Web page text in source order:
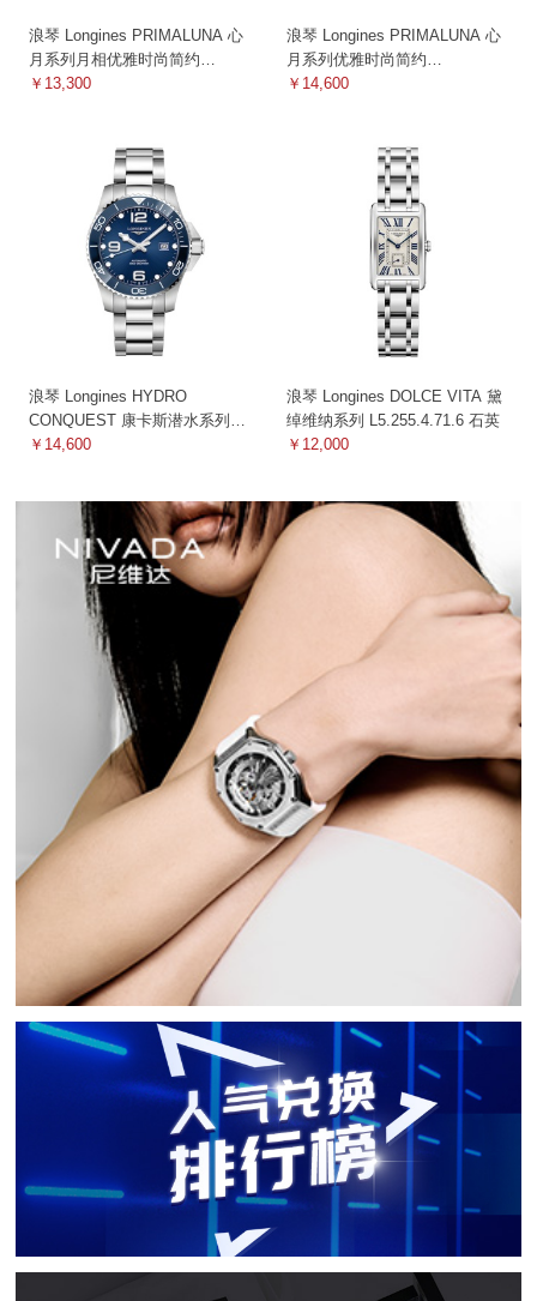
浪琴 Longines PRIMALUNA 心
月系列月相优雅时尚简约
L8.115.4.87.6 石英
￥13,300
浪琴 Longines PRIMALUNA 心
月系列优雅时尚简约
L8.113.4.71.6 机械
￥14,600
浪琴 Longines HYDRO
CONQUEST 康卡斯潜水系列
L3.782.4.96.6 机械
￥14,600
浪琴 Longines DOLCE VITA 黛
绰维纳系列 L5.255.4.71.6 石英
￥12,000